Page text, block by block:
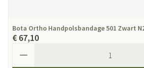
Bota Ortho Handpolsbandage 501 Zwart
€ 67,10